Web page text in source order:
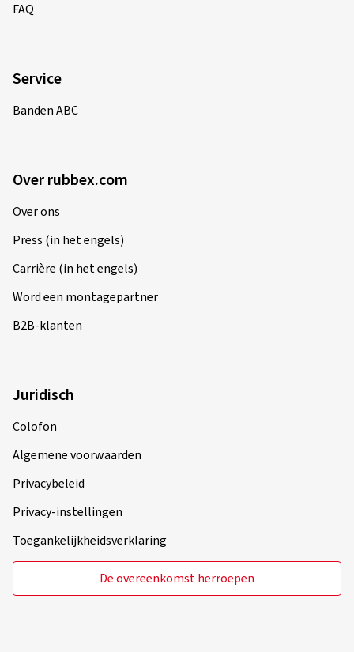
FAQ
Service
Banden ABC
Over rubbex.com
Over ons
Press (in het engels)
Carrière (in het engels)
Word een montagepartner
B2B-klanten
Juridisch
Colofon
Algemene voorwaarden
Privacybeleid
Privacy-instellingen
Toegankelijkheidsverklaring
De overeenkomst herroepen